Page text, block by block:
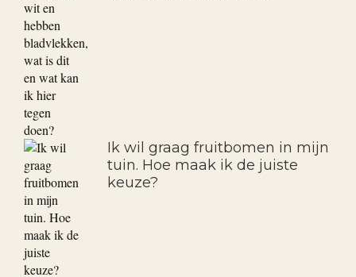
Ik wil graag fruitbomen in mijn
tuin. Hoe maak ik de juiste
keuze?